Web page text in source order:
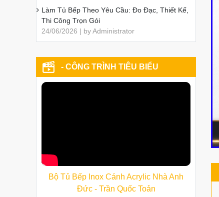
Làm Tủ Bếp Theo Yêu Cầu: Đo Đạc, Thiết Kế,
Thi Công Trọn Gói
24/06/2026 | by Administrator
- CÔNG TRÌNH TIÊU BIỂU
Bộ Tủ Bếp Inox Cánh Acrylic Nhà Anh
Đức - Trần Quốc Toản